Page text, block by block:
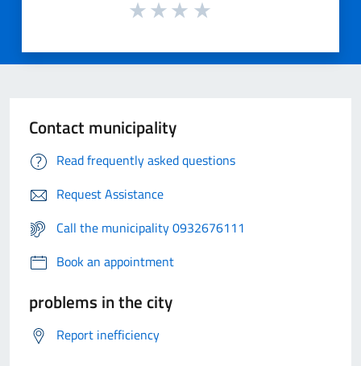
Contact municipality
Read frequently asked questions
Request Assistance
Call the municipality 0932676111
Book an appointment
problems in the city
Report inefficiency